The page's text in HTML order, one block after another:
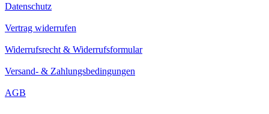
Datenschutz
Vertrag widerrufen
Widerrufsrecht & Widerrufsformular
Versand- & Zahlungsbedingungen
AGB